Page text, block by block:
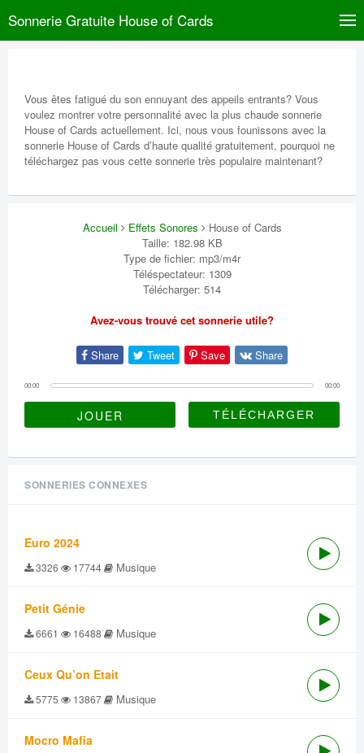
Sonnerie Gratuite House of Cards
Vous êtes fatigué du son ennuyant des appeils entrants? Vous
voulez montrer votre personnalité avec la plus chaude sonnerie
House of Cards actuellement. Ici, nous vous founissons avec la
sonnerie House of Cards d’haute qualité gratuitement, pourquoi ne
téléchargez pas vous cette sonnerie très populaire maintenant?
Accueil Effets Sonores
House of Cards
Taille: 182.98 KB
Type de fichier: mp3/m4r
Téléspectateur: 1309
Télécharger: 514
Avez-vous trouvé cet sonnerie utile?
Share Tweet Save Share
00:00 00:00
JOUER
SONNERIES CONNEXES
Euro 2024
3326 17744 Musique
Petit Génie
6661 16488 Musique
Ceux Qu’on Etait
5775 13867 Musique
Mocro Mafia